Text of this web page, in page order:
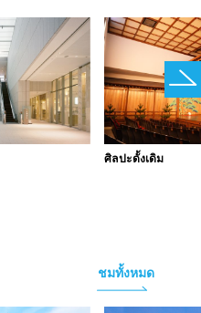
ศิลปะดั้งเดิม
ชมทั้งหมด